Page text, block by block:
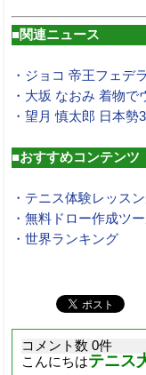
■関連ニュース
・ジョコ 帝王フェデ
・大坂 なおみ 着物
・望月 慎太郎 日本勢
■おすすめコンテンツ
・テニス体験レッス
・無料ドロー作成ツ
・世界ランキング
コメント数 0件
こんにちはテニス